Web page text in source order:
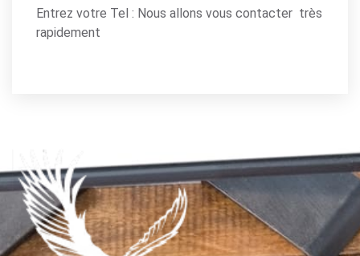
Entrez votre Tel : Nous allons vous contacter très
rapidement